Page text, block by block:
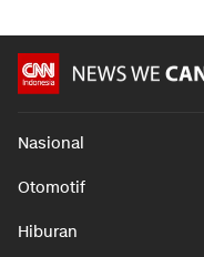
Nasional
Otomotif
Hiburan